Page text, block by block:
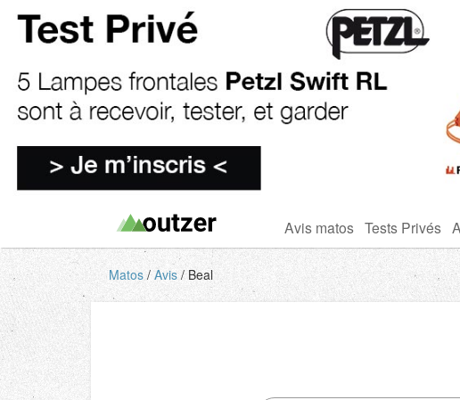
Avis matos Tests Privés
Matos Avis Beal